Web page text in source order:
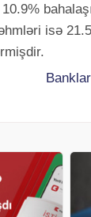
isə
Banklar